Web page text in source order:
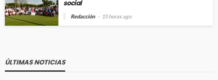
social
Redacción 15 horas ago
ÚLTIMAS NOTICIAS